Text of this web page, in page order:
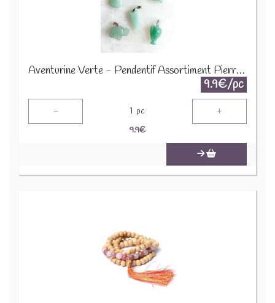
Aventurine Verte - Pendentif Assortiment Pierres Précieuses GemPD-18
9.9€/pc
- 1 pc +
9.9€